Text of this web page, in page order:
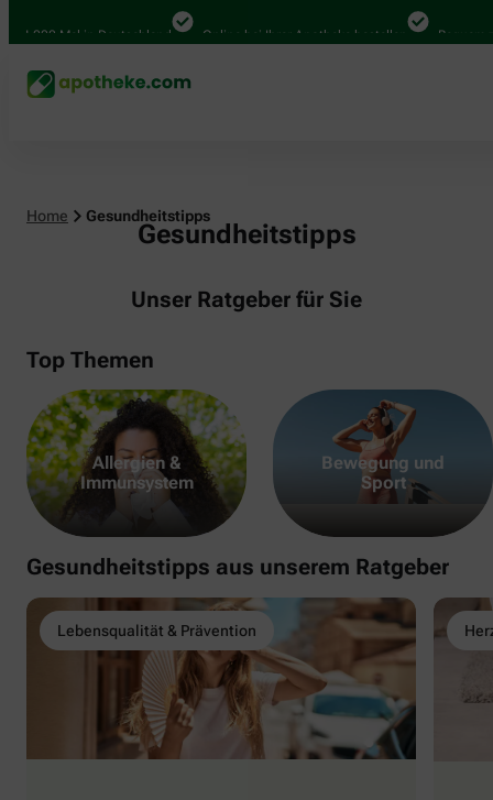
Mal in Deutschland Online bei Ihrer Apotheke bestellen Bequem
Home Gesundheitstipps
Gesundheitstipps
Unser Ratgeber für Sie
Top Themen
Allergien &
Immunsystem
Bewegung und
Sport
Gesundheitstipps aus unserem Ratgeber
Lebensqualität & Prävention